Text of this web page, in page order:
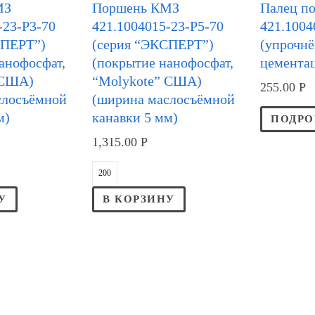
23-Р3-70
США)
Поршень КМЗ
421.1004015-23-Р5-70
(серия “ЭКСПЕРТ”)
(покрытие нанофосфат,
“Molykote” США)
(ширина маслосъёмной
канавки 5 мм)
1,315.00Р
В КОРЗИНУ
Палец
255.00Р